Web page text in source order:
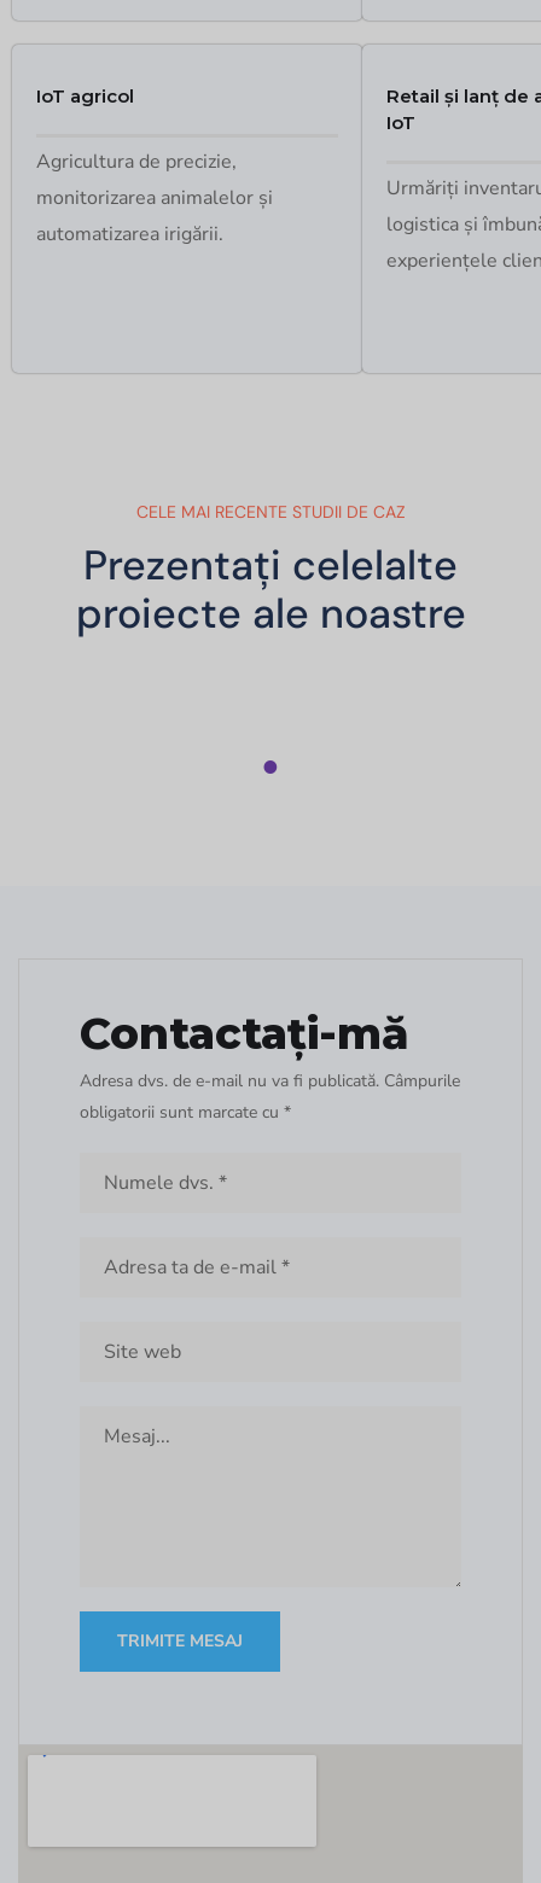
IoT agricol
Agricultura de precizie,
monitorizarea animalelor și
automatizarea irigării.
Retail și lanț de
IoT
Urmăriți
logistica și
experiențele
CELE MAI RECENTE STUDII DE CAZ
Prezentați celelalte
proiecte ale noastre
1
Contactați-mă
Adresa dvs. de e-mail nu va fi publicată. Câmpurile
obligatorii sunt marcate cu *
TRIMITE MESAJ